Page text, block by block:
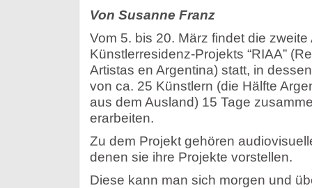
Von Susanne Franz
Vom 5. bis 20. März findet die
Künstlerresidenz-Projekts “RIAA”
Artistas en Argentina) statt, in
von ca. 25 Künstlern (die Hälfte
aus dem Ausland) 15 Tage
erarbeiten.
Zu dem Projekt gehören
denen sie ihre Projekte vorstellen.
Diese kann man sich morgen und